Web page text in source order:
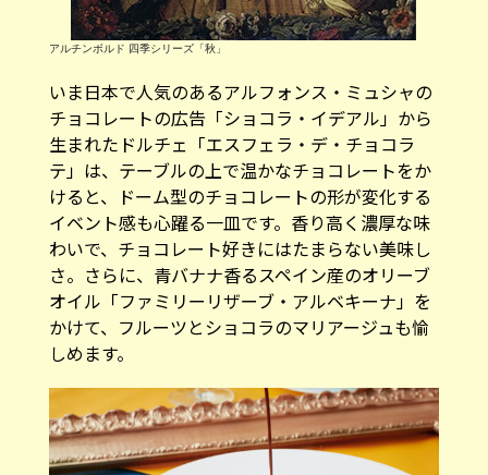
アルチンボルド 四季シリーズ「秋」
いま日本で人気のあるアルフォンス・ミュシャの
チョコレートの広告「ショコラ・イデアル」から
生まれたドルチェ「エスフェラ・デ・チョコラ
テ」は、テーブルの上で温かなチョコレートをか
けると、ドーム型のチョコレートの形が変化する
イベント感も心躍る一皿です。香り高く濃厚な味
わいで、チョコレート好きにはたまらない美味し
さ。さらに、青バナナ香るスペイン産のオリーブ
オイル「ファミリーリザーブ・アルベキーナ」を
かけて、フルーツとショコラのマリアージュも愉
しめます。